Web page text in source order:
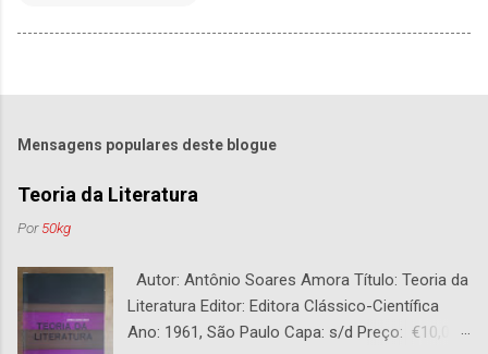
Mensagens populares deste blogue
Teoria da Literatura
Por50kg
Autor: Antônio Soares Amora Título: Teoria da
Literatura Editor: Editora Clássico-Científica
Ano: 1961, São Paulo Capa: s/d Preço: €10,00